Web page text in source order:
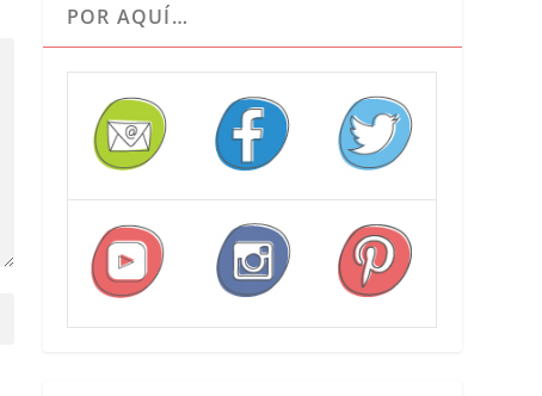
POR AQUÍ…